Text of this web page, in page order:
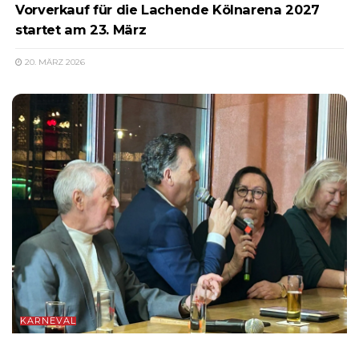
Vorverkauf für die Lachende Kölnarena 2027
startet am 23. März
20. MÄRZ 2026
KARNEVAL